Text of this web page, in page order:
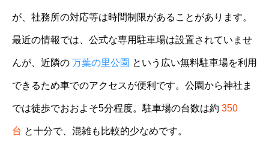
が、社務所の対応等は時間制限があることがあります。
最近の情報では、公式な専用駐車場は設置されていませ
んが、近隣の 万葉の里公園 という広い無料駐車場を利用
できるため車でのアクセスが便利です。公園から神社ま
では徒歩でおおよそ5分程度。駐車場の台数は約 350
台 と十分で、混雑も比較的少なめです。